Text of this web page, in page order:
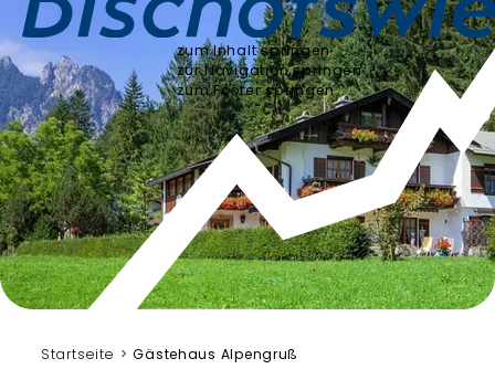
zum Inhalt springen
zur Navigation springen
zum Footer springen
Startseite Gästehaus Alpengruß